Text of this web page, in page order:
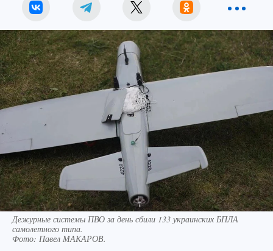
Дежурные системы ПВО за день сбили 133 украинских БПЛА
самолетного типа.
Фото: Павел МАКАРОВ.